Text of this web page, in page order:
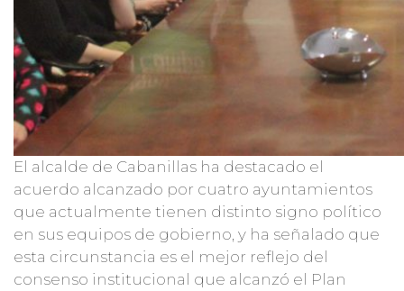
El alcalde de Cabanillas ha destacado el
acuerdo alcanzado por cuatro ayuntamientos
que actualmente tienen distinto signo político
en sus equipos de gobierno, y ha señalado que
esta circunstancia es el mejor reflejo del
consenso institucional que alcanzó el Plan